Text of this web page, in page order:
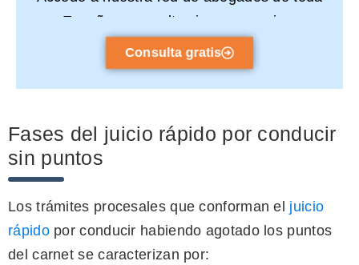
España y consulta sin compromiso.
Consulta gratis
Fases del juicio rápido por conducir
sin puntos
Los trámites procesales que conforman el juicio
rápidopor conducir habiendo agotado los puntos
del carnet se caracterizan por: